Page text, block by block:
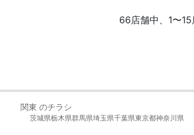
66店舗中、1〜
関東 のチラシ
茨城県栃木県群馬県埼玉県千葉県東京都神奈川県